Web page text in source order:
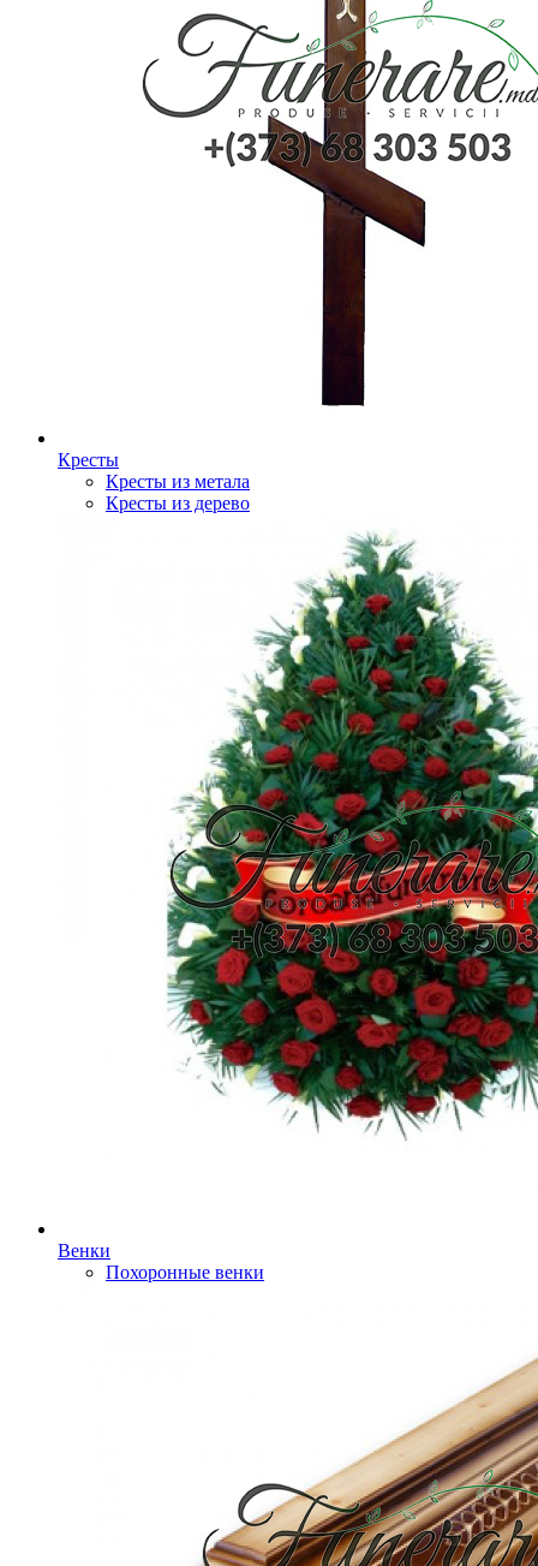
Кресты
Кресты из метала
Кресты из дерево
Венки
Похоронные венки